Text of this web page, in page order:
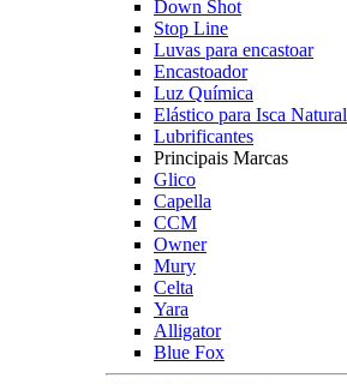
Down Shot
Stop Line
Luvas para encastoar
Encastoador
Luz Química
Elástico para Isca Natural
Lubrificantes
Principais Marcas
Glico
Capella
CCM
Owner
Mury
Celta
Yara
Alligator
Blue Fox